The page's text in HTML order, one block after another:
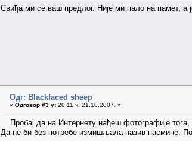
Свиђа ми се ваш предлог. Није ми пало на памет, а
Одг: Blackfaced sheep
« Одговор #3 у: 20.11 ч. 21.10.2007. »
Пробај да на Интернету нађеш фотографије
Да не би без потребе измишљала назив пасмине.